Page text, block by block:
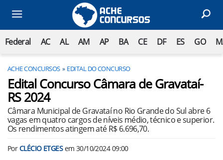
Federal AC AL AM AP BA CE DF ES GO
ACHE CONCURSOS EDITAL DO CONCURSO
Edital Concurso Câmara de Gravataí-
RS 2024
Câmara Municipal de Gravataí no Rio Grande do Sul abre 6
vagas em quatro cargos de níveis médio, técnico e superior.
Os rendimentos atingem até R$ 6.696,70.
PorCLÉCIO ETGESem 30/10/2024 09:00